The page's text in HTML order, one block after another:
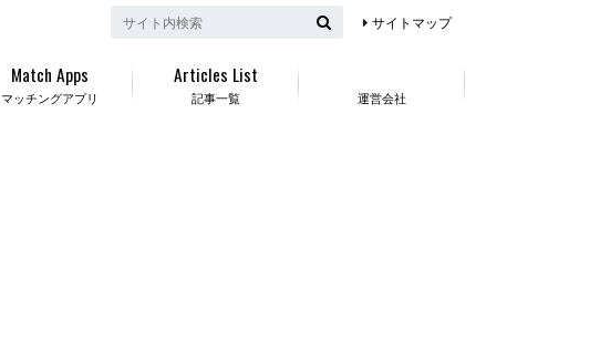
サイトマップ
マッチングアプリ
Match Apps
記事一覧
Articles List
運営会社